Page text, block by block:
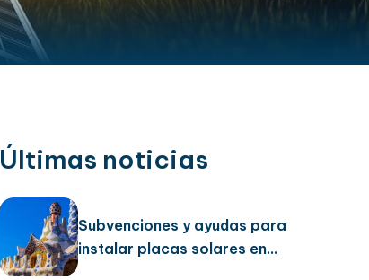
Últimas noticias
Subvenciones y ayudas para
instalar placas solares en